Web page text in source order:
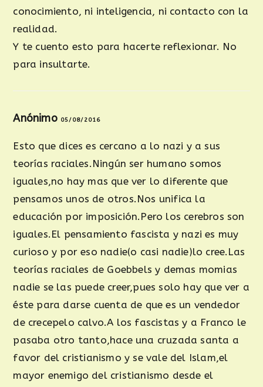
conocimiento, ni inteligencia, ni contacto con la
realidad.
Y te cuento esto para hacerte reflexionar. No
para insultarte.
Anónimo 05/08/2016
Esto que dices es cercano a lo nazi y a sus
teorías raciales.Ningún ser humano somos
iguales,no hay mas que ver lo diferente que
pensamos unos de otros.Nos unifica la
educación por imposición.Pero los cerebros son
iguales.El pensamiento fascista y nazi es muy
curioso y por eso nadie(o casi nadie)lo cree.Las
teorías raciales de Goebbels y demas momias
nadie se las puede creer,pues solo hay que ver a
éste para darse cuenta de que es un vendedor
de crecepelo calvo.A los fascistas y a Franco le
pasaba otro tanto,hace una cruzada santa a
favor del cristianismo y se vale del Islam,el
mayor enemigo del cristianismo desde el